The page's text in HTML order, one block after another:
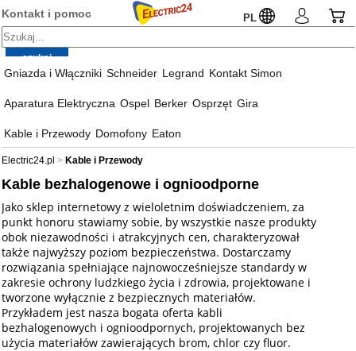
Kontakt i pomoc PL
Gniazda i Włączniki Schneider Legrand Kontakt Simon
Aparatura Elektryczna Ospel Berker Osprzęt Gira
Kable i Przewody Domofony Eaton
Electric24.pl Kable i Przewody
Kable bezhalogenowe i ognioodporne
Jako sklep internetowy z wieloletnim doświadczeniem, za
punkt honoru stawiamy sobie, by wszystkie nasze produkty
obok niezawodności i atrakcyjnych cen, charakteryzował
także najwyższy poziom bezpieczeństwa. Dostarczamy
rozwiązania spełniające najnowocześniejsze standardy w
zakresie ochrony ludzkiego życia i zdrowia, projektowane i
tworzone wyłącznie z bezpiecznych materiałów.
Przykładem jest nasza bogata oferta kabli
bezhalogenowych i ognioodpornych, projektowanych bez
użycia materiałów zawierających brom, chlor czy fluor.